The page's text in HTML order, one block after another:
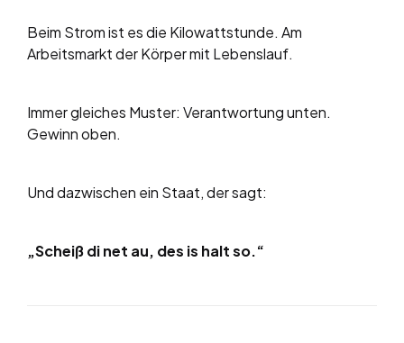
Beim Strom ist es die Kilowattstunde. Am
Arbeitsmarkt der Körper mit Lebenslauf.
Immer gleiches Muster: Verantwortung unten.
Gewinn oben.
Und dazwischen ein Staat, der sagt:
„Scheiß di net au, des is halt so.“